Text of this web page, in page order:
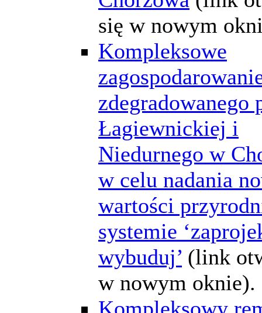
się w nowym
Kompleksowe
zdegradowanego
Łagiewnickiej i
Niedurnego w
w celu nadania
wartości
systemie
wybuduj’ (link
w nowym oknie).